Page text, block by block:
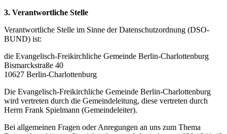
3. Verantwortliche Stelle
Verantwortliche Stelle im Sinne der Datenschutzordnung (DSO-
BUND) ist:
die Evangelisch-Freikirchliche Gemeinde Berlin-Charlottenburg
Bismarckstraße 40
10627 Berlin-Charlottenburg
Die Evangelisch-Freikirchliche Gemeinde Berlin-Charlottenburg
wird vertreten durch die Gemeindeleitung, diese vertreten durch
Herrn Frank Spielmann (Gemeindeleiter).
Bei allgemeinen Fragen oder Anregungen an uns zum Thema